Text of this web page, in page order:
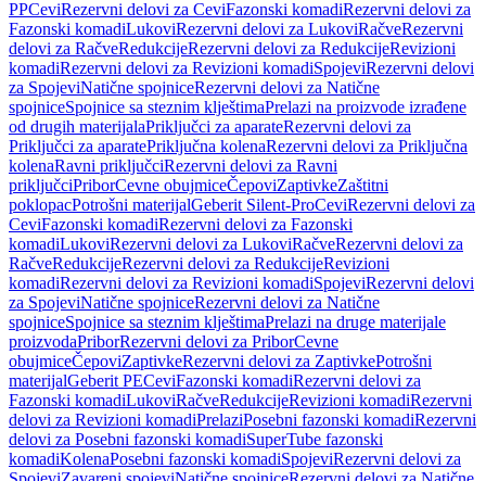
PPCeviRezervni delovi za CeviFazonski komadiRezervni delovi za
Fazonski komadiLukoviRezervni delovi za LukoviRačveRezervni
delovi za RačveRedukcijeRezervni delovi za RedukcijeRevizioni
komadiRezervni delovi za Revizioni komadiSpojeviRezervni delovi
za SpojeviNatične spojniceRezervni delovi za Natične
spojniceSpojnice sa steznim klještimaPrelazi na proizvode izrađene
od drugih materijalaPriključci za aparateRezervni delovi za
Priključci za aparatePriključna kolenaRezervni delovi za Priključna
kolenaRavni priključciRezervni delovi za Ravni
priključciPriborCevne obujmiceČepoviZaptivkeZaštitni
poklopacPotrošni materijalGeberit Silent-ProCeviRezervni delovi za
CeviFazonski komadiRezervni delovi za Fazonski
komadiLukoviRezervni delovi za LukoviRačveRezervni delovi za
RačveRedukcijeRezervni delovi za RedukcijeRevizioni
komadiRezervni delovi za Revizioni komadiSpojeviRezervni delovi
za SpojeviNatične spojniceRezervni delovi za Natične
spojniceSpojnice sa steznim klještimaPrelazi na druge materijale
proizvodaPriborRezervni delovi za PriborCevne
obujmiceČepoviZaptivkeRezervni delovi za ZaptivkePotrošni
materijalGeberit PECeviFazonski komadiRezervni delovi za
Fazonski komadiLukoviRačveRedukcijeRevizioni komadiRezervni
delovi za Revizioni komadiPrelaziPosebni fazonski komadiRezervni
delovi za Posebni fazonski komadiSuperTube fazonski
komadiKolenaPosebni fazonski komadiSpojeviRezervni delovi za